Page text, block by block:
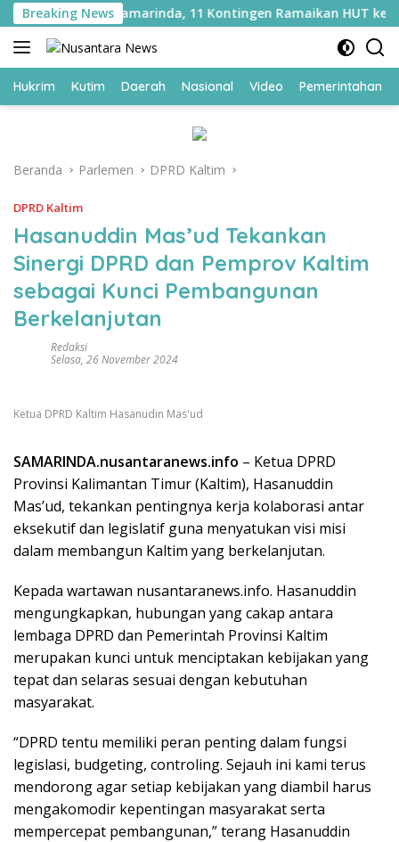
Langsung
ke
konten
Breaking News
di Lapas Samarinda, 11 Kontingen Ramaikan HUT ke-81 RI
Hukrim Kutim Daerah Nasional Video Pemerintahan
Beranda Parlemen DPRD Kaltim
DPRD Kaltim
Hasanuddin Mas’ud Tekankan
Sinergi DPRD dan Pemprov Kaltim
sebagai Kunci Pembangunan
Berkelanjutan
Redaksi
Selasa, 26 November 2024
Ketua DPRD Kaltim Hasanudin Mas'ud
SAMARINDA.nusantaranews.info – Ketua DPRD
Provinsi Kalimantan Timur (Kaltim), Hasanuddin
Mas’ud, tekankan pentingnya kerja kolaborasi antar
eksekutif dan legislatif guna menyatukan visi misi
dalam membangun Kaltim yang berkelanjutan.
Kepada wartawan nusantaranews.info. Hasanuddin
mengungkapkan, hubungan yang cakap antara
lembaga DPRD dan Pemerintah Provinsi Kaltim
merupakan kunci untuk menciptakan kebijakan yang
tepat dan selaras sesuai dengan kebutuhan
masyarakat.
“DPRD tentu memiliki peran penting dalam fungsi
legislasi, budgeting, controling. Sejauh ini kami terus
mendorong agar setiap kebijakan yang diambil harus
mengakomodir kepentingan masyarakat serta
mempercepat pembangunan,” terang Hasanuddin